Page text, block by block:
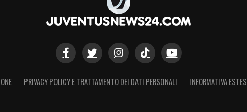
, che spetta solo a chi ha completato il ciclo
chi ha ricevuto anche laterza dosedefinita
green pass che si differenzia dal green pass
ottenuto anche con un tampone antigenico
PRIVACY POLICY E TRATTAMENTO DEI DATI PERSONALI INFORMATIVA